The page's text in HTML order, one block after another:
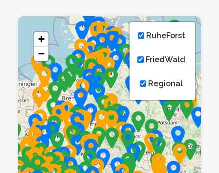
+
−
RuheForst
FriedWald
Regional